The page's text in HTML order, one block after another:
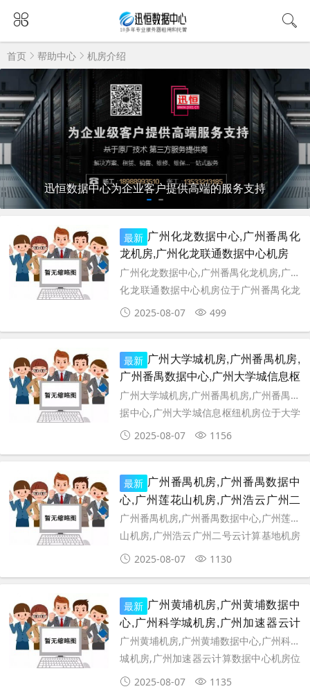
首页 帮助中心 机房介绍
迅恒数据中心为企业客户提供高端的服务支持
最新 广州化龙数据中心,广州番禺化
龙机房,广州化龙联通数据中心机房
广州化龙数据中心,广州番禺化龙机房,广州
化龙联通数据中心机房位于广州番禺化龙
镇，是广东联通新建的省级云数据中心基
2025-08-07 499
最新 广州大学城机房,广州番禺机房,
广州番禺数据中心,广州大学城信息枢
纽机房
广州大学城机房,广州番禺机房,广州番禺数
据中心,广州大学城信息枢纽机房位于大学
城内环西路广州大学城明志街1号信息枢纽
2025-08-07 1156
最新 广州番禺机房,广州番禺数据中
心,广州莲花山机房,广州浩云广州二
号云计算基地机房
广州番禺机房,广州番禺数据中心,广州莲花
山机房,广州浩云广州二号云计算基地机房
位于广州市番禺区石楼镇金荷二路七号，
2025-08-07 1130
最新 广州黄埔机房,广州黄埔数据中
心,广州科学城机房,广州加速器云计
算数据中心机房
广州黄埔机房,广州黄埔数据中心,广州科学
城机房,广州加速器云计算数据中心机房位
于广州市开发区开源大道企业加速器园区
2025-08-07 1135